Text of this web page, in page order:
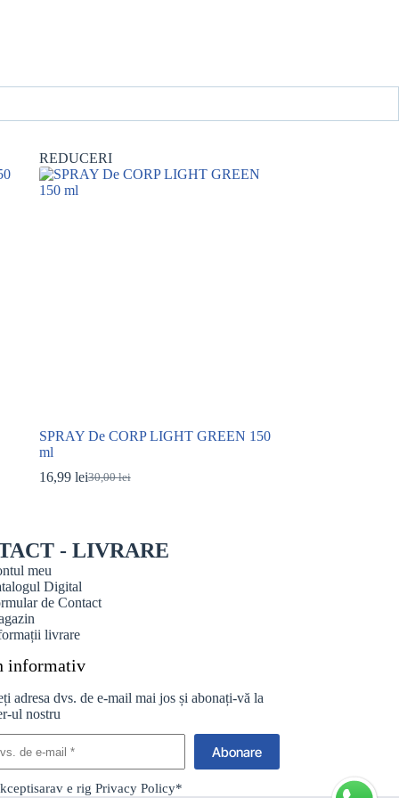
REDUCERI
SPRAY De CORP LIGHT GREEN 150
ml
30,00lei
Prețul
30,00 lei.
16,99 leiPrețul
- LIVRARE
meu
Digital
de Contact
livrare
informativ
adresa dvs. de e-mail mai jos și abonați-vă la
ul nostru
Abonare
e rigPrivacy Policy*